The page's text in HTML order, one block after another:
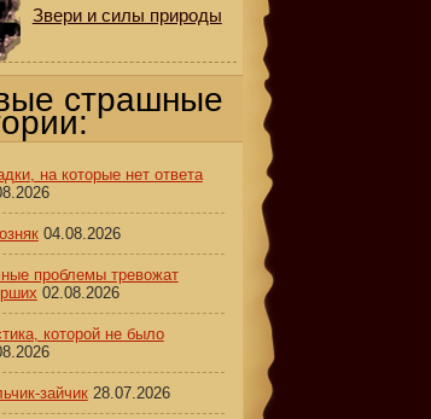
Звери и силы природы
страшные
на которые нет ответа
04.08.2026
проблемы тревожат
02.08.2026
которой не было
зайчик 28.07.2026